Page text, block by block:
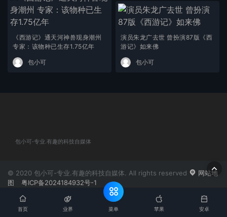
《西游记》通天河神兽现身潮州
专家：该物种已生存1.75亿年
包小可
演员朱龙广去世 曾扮演87版《西
游记》如来佛
包小可
包小可-专业.有趣的科技自媒体
© 2020 包小可-专业.有趣的科技自媒体. All rights reserved
网站地
图
粤ICP备2024184932号-1
首页 业界 菜单 苹果 安卓